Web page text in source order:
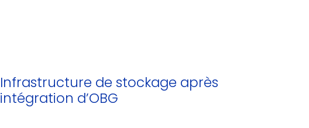
Infrastructure de stockage après
intégration d’OBG